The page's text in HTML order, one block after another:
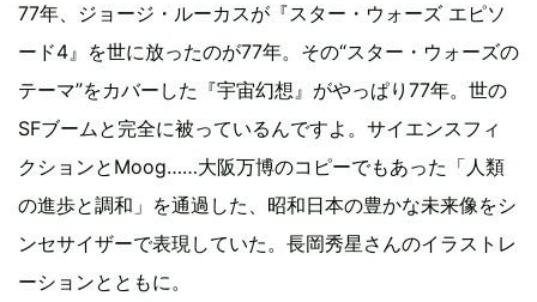
77年、ジョージ・ルーカスが『スター・ウォーズ エピソ
ード4』を世に放ったのが77年。その“スター・ウォーズの
テーマ”をカバーした『宇宙幻想』がやっぱり77年。世の
SFブームと完全に被っているんですよ。サイエンスフィ
クションとMoog……大阪万博のコピーでもあった「人類
の進歩と調和」を通過した、昭和日本の豊かな未来像をシ
ンセサイザーで表現していた。長岡秀星さんのイラストレ
ーションとともに。